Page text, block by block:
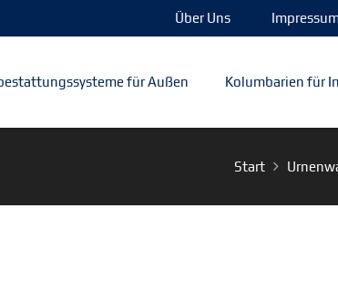
Über Uns
für Außen Kolumbarien für
Start